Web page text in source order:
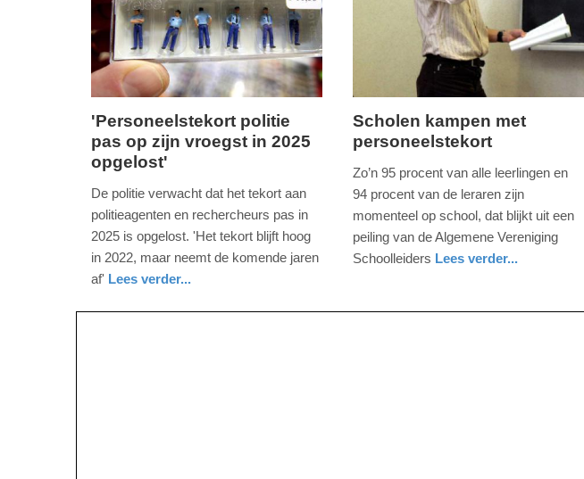
16:42
donderdag,
13.
2022
-
09-
'Personeelstekort politie
pas op zijn vroegst in 2025
opgelost'
De politie verwacht dat het tekort aan
politieagenten en rechercheurs pas in
2025 is opgelost. 'Het tekort blijft hoog
in 2022, maar neemt de komende jaren
af' Lees verder...
holland
vrijdag,
november
2021
15:52
09-
Scholen kampen met
personeelstekort
Zo’n 95 procent van alle leerlingen en
94 procent van de leraren zijn
momenteel op school, dat blijkt uit een
peiling van de Algemene Vereniging
Schoolleiders Lees verder...